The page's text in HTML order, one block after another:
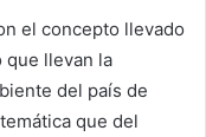
el concepto llevado
que llevan la
del país de
que del